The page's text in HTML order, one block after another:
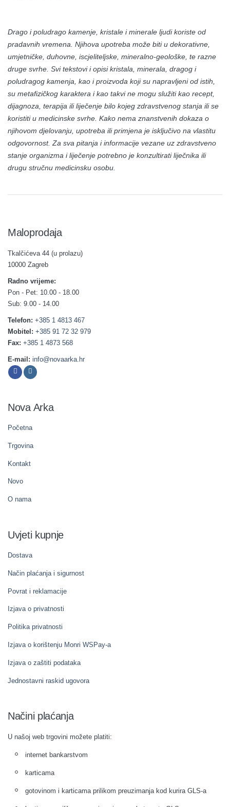
Drago i poludrago kamenje, kristale i minerale ljudi koriste od
pradavnih vremena. Njihova upotreba može biti u dekorativne,
umjetničke, duhovne, iscjeliteljske, mineralno-geološke, te razne
druge svrhe. Svi tekstovi i opisi kristala, minerala, dragog i
poludragog kamenja, kao i proizvoda koji su napravljeni od istih,
su metafizičkog karaktera i kao takvi ne mogu služiti kao recept,
dijagnoza, terapija ili liječenje bilo kojeg zdravstvenog stanja ili se
koristiti u medicinske svrhe. Kako nema znanstvenih dokaza o
njihovom djelovanju, upotreba ili primjena je isključivo na vlastitu
odgovornost. Za sva pitanja i informacije vezane uz zdravstveno
stanje organizma i liječenje potrebno je konzultirati liječnika ili
drugu stručnu medicinsku osobu.
Maloprodaja
Tkalčićeva 44 (u prolazu)
10000 Zagreb
Radno vrijeme:
Pon - Pet: 10.00 - 18.00
Sub: 9.00 - 14.00
Telefon: +385 1 4813 467
Mobitel: +385 91 72 32 979
Fax: +385 1 4873 568
E-mail: info@novaarka.hr
Nova Arka
Početna
Trgovina
Kontakt
Novo
O nama
Uvjeti kupnje
Dostava
Način plaćanja i sigurnost
Povrat i reklamacije
Izjava o privatnosti
Politika privatnosti
Izjava o korištenju Monri WSPay-a
Izjava o zaštiti podataka
Jednostavni raskid ugovora
Načini plaćanja
U našoj web trgovini možete platiti:
internet bankarstvom
karticama
gotovinom i karticama prilikom preuzimanja kod kurira GLS-a